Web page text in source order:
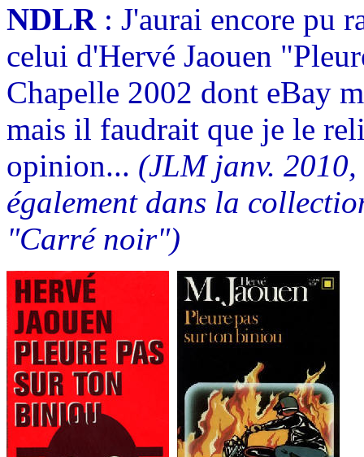
NDLR: J'aurai encore pu
celui d'Hervé Jaouen
Chapelle 2002 dont eBay
mais il faudrait que je le
opinion... (JLM janv. 2010,
également dans la
"Carré noir")